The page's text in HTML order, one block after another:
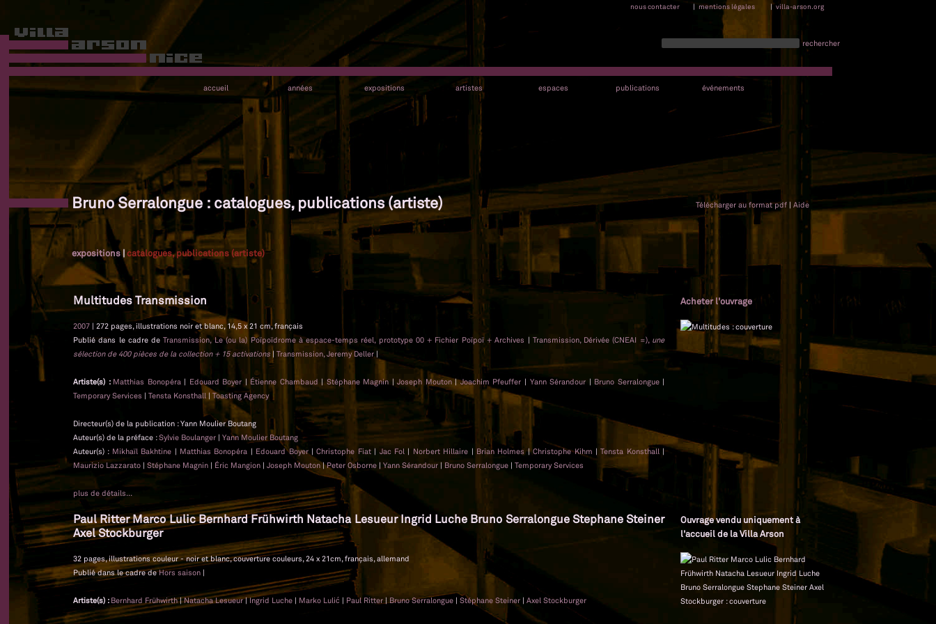
nous contacter | mentions légales | villa-arson.org
rechercher
accueil années expositions artistes espaces publications événements
Bruno Serralongue : catalogues, publications (artiste) Télécharger au format pdf | Aide
expositions|catalogues, publications (artiste)
Multitudes Transmission Acheter l'ouvrage
2007 | 272 pages, illustrations noir et blanc, 14,5 x 21 cm, français
Publié dans le cadre deTransmission, Le (ou la) Poïpoïdrome à espace-temps réel, prototype 00 + Fichier Poïpoï + Archives | Transmission, Dérivée (CNEAI =), une
sélection de 400 pièces de la collection + 15 activations | Transmission, Jeremy Deller |
Artiste(s) : Matthias Bonopéra | Edouard Boyer | Étienne Chambaud | Stéphane Magnin |Joseph Mouton|Joachim Pfeuffer | Yann Sérandour | Bruno Serralongue|
Temporary Services | Tensta Konsthall | Toasting Agency
Directeur(s) de la publication : Yann Moulier Boutang
Auteur(s) de la préface :Sylvie Boulanger | Yann Moulier Boutang
Auteur(s) : Mikhaïl Bakhtine | Matthias Bonopéra | Edouard Boyer |Christophe Fiat | Jac Fol | Norbert Hillaire | Brian Holmes|Christophe Kihm |Tensta Konsthall |
Maurizio Lazzarato | Stéphane Magnin | Éric Mangion | Joseph Mouton|Peter Osborne | Yann Sérandour | Bruno Serralongue | Temporary Services
plus de détails...
Paul Ritter Marco Lulic Bernhard Frühwirth Natacha Lesueur Ingrid Luche Bruno Serralongue Stephane Steiner
Axel Stockburger
Ouvrage vendu uniquement à
l'accueil de la Villa Arson
32 pages, illustrations couleur - noir et blanc, couverture couleurs, 24 x 21cm, français, allemand
Publié dans le cadre deHors saison |
Artiste(s) : Bernhard Frühwirth|Natacha Lesueur|Ingrid Luche | Marko Lulić | Paul Ritter |Bruno Serralongue | Stéphane Steiner | Axel Stockburger